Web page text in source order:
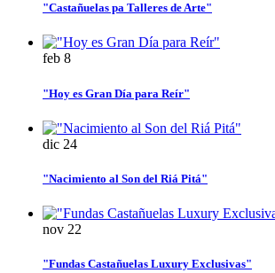
"Castañuelas pa Talleres de Arte"
feb 8
"Hoy es Gran Día para Reír"
dic 24
"Nacimiento al Son del Riá Pitá"
nov 22
"Fundas Castañuelas Luxury Exclusivas"